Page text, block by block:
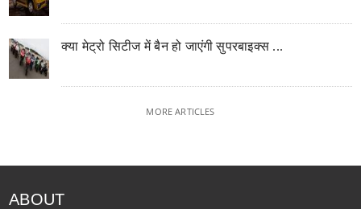
क्या मेट्रो सिटीज में बैन हो जाएंगी सुपरबाइक्स ...
MORE ARTICLES
ABOUT